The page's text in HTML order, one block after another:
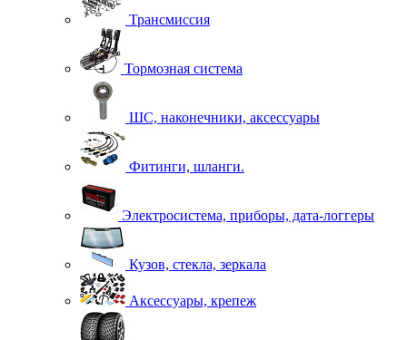
Трансмиссия
Тормозная система
ШС, наконечники, аксессуары
Фитинги, шланги.
Электросистема, приборы, дата-логгеры
Кузов, стекла, зеркала
Аксессуары, крепеж